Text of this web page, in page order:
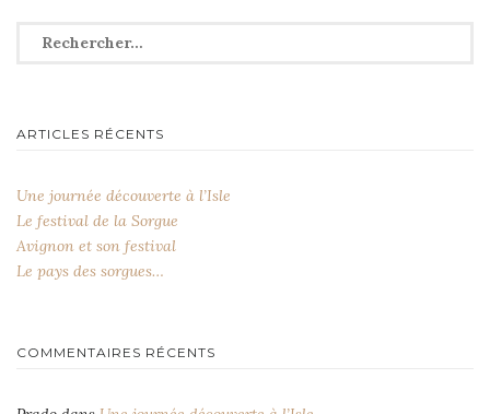
Rechercher :
ARTICLES RÉCENTS
Une journée découverte à l’Isle
Le festival de la Sorgue
Avignon et son festival
Le pays des sorgues…
COMMENTAIRES RÉCENTS